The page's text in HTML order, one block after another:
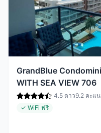
GrandBlue
WITH SEA VIEW 706
4.5 ดาว9.2 คะแ
✓ WiFi ฟรี